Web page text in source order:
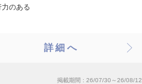
のある
詳細へ
掲載期間 26/07/30～26/08/12